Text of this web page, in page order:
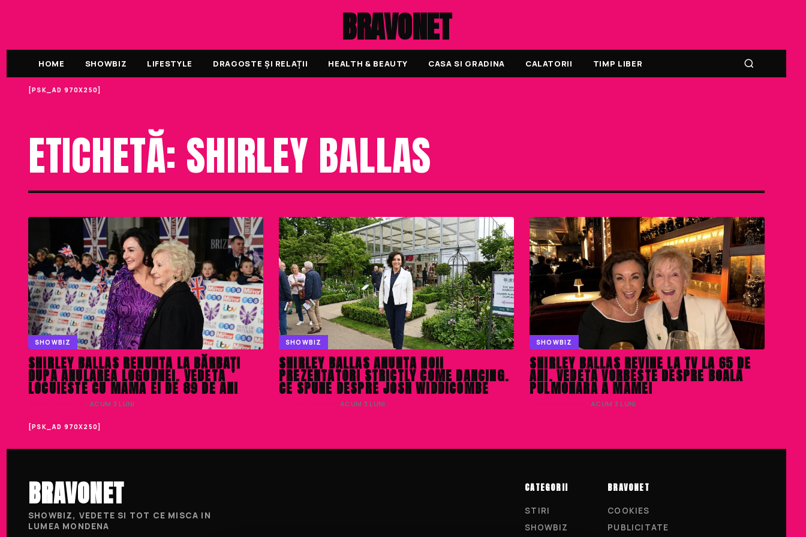
BRAVONET
HOME SHOWBIZ LIFESTYLE DRAGOSTE ȘI RELAȚII HEALTH & BEAUTY CASA SI GRADINA CALATORII TIMP LIBER
[PSK_AD 970X250]
ETICHETĂ: SHIRLEY BALLAS
SHOWBIZ
SHIRLEY BALLAS RENUNTA LA BĂRBAȚI
DUPA ANULAREA LOGODNEI. VEDETA
LOCUIESTE CU MAMA EI DE 89 DE ANI
· ACUM 3 LUNI
SHOWBIZ
SHIRLEY BALLAS ANUNTA NOII
PREZENTATORI STRICTLY COME DANCING.
CE SPUNE DESPRE JOSH WIDDICOMBE
· ACUM 3 LUNI
SHOWBIZ
SHIRLEY BALLAS REVINE LA TV LA 65 DE
ANI. VEDETA VORBESTE DESPRE BOALA
PULMONARA A MAMEI
· ACUM 3 LUNI
[PSK_AD 970X250]
BRAVONET
SHOWBIZ, VEDETE SI TOT CE MISCA IN
LUMEA MONDENA
CATEGORII
STIRI
SHOWBIZ
BRAVONET
COOKIES
PUBLICITATE